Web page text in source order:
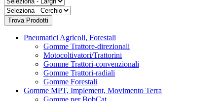
Pneumatici Agricoli, Forestali
Gomme Trattore-direzionali
Motocoltivatori/Trattorini
Gomme Trattori-convenzionali
Gomme Trattori-radiali
Gomme Forestali
Gomme MPT, Implement, Movimento Terra
Gomme per BobCat